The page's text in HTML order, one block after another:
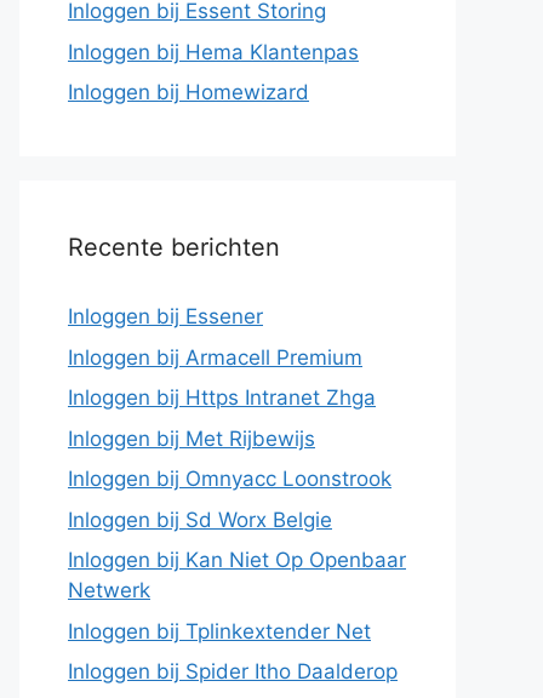
Inloggen bij Essent Storing
Inloggen bij Hema Klantenpas
Inloggen bij Homewizard
Recente berichten
Inloggen bij Essener
Inloggen bij Armacell Premium
Inloggen bij Https Intranet Zhga
Inloggen bij Met Rijbewijs
Inloggen bij Omnyacc Loonstrook
Inloggen bij Sd Worx Belgie
Inloggen bij Kan Niet Op Openbaar
Netwerk
Inloggen bij Tplinkextender Net
Inloggen bij Spider Itho Daalderop